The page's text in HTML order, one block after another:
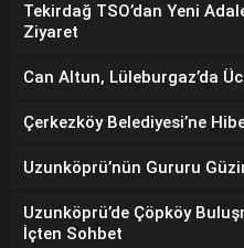
Tekirdağ TSO’dan Yeni
Ziyaret
Can Altun, Lüleburgaz’da
Çerkezköy Belediyesi’ne
Uzunköprü’nün Gururu
Uzunköprü’de Çöpköy
İçten Sohbet